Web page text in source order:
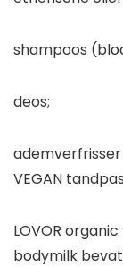
shampoos
deos;
ademverfrisser
VEGAN
LOVOR
bodymilk